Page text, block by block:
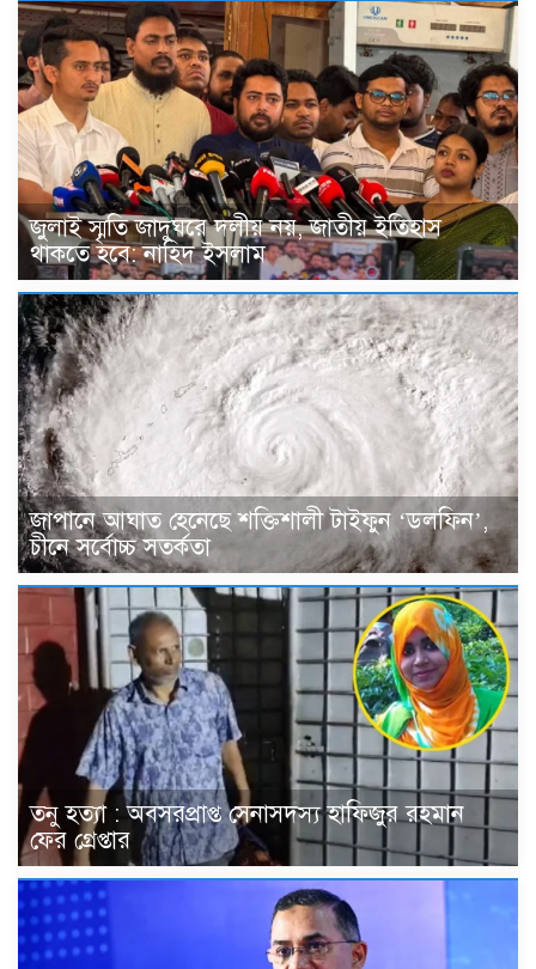
জুলাই স্মৃতি জাদুঘরে দলীয় নয়, জাতীয় ইতিহাস
থাকতে হবে: নাহিদ ইসলাম
জাপানে আঘাত হেনেছে শক্তিশালী টাইফুন ‘ডলফিন’,
চীনে সর্বোচ্চ সতর্কতা
তনু হত্যা : অবসরপ্রাপ্ত সেনাসদস্য হাফিজুর রহমান
ফের গ্রেপ্তার